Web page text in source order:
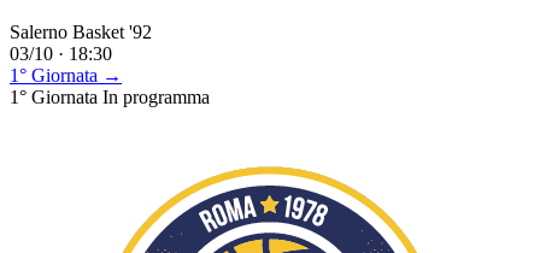
Salerno Basket '92
03/10 · 18:30
1° Giornata →
1° Giornata In programma